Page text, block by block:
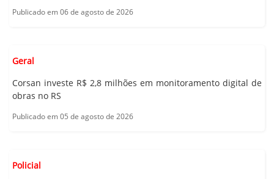
Publicado em 06 de agosto de 2026
Geral
Corsan investe R$ 2,8 milhões em monitoramento digital de
obras no RS
Publicado em 05 de agosto de 2026
Policial